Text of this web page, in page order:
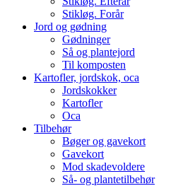
Stikløg. Forår
Jord og gødning
Gødninger
Så og plantejord
Til komposten
Kartofler, jordskok, oca
Jordskokker
Kartofler
Oca
Tilbehør
Bøger og gavekort
Gavekort
Mod skadevoldere
Så- og plantetilbehør